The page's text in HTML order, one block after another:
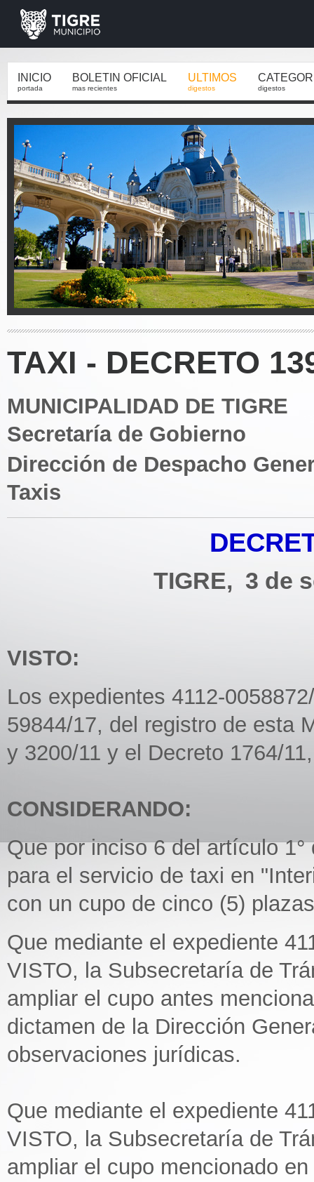
INICIO
portada
BOLETIN OFICIAL
mas recientes
ULTIMOS
digestos digestos
TAXI - DECRETO
MUNICIPALIDAD DE TIGRE
Secretaría de Gobierno
Dirección de Despacho
Taxis
TIGRE, 3 de
VISTO:
Los expedientes 4112-
59844/17, del registro de esta
y 3200/11 y el Decreto 1764/
CONSIDERANDO:
Que por inciso 6 del artículo
para el servicio de taxi en
con un cupo de cinco (5)
Que mediante el expediente
VISTO, la Subsecretaría de
ampliar el cupo antes
dictamen de la Dirección
observaciones jurídicas.
Que mediante el expediente
VISTO, la Subsecretaría de
ampliar el cupo mencionado